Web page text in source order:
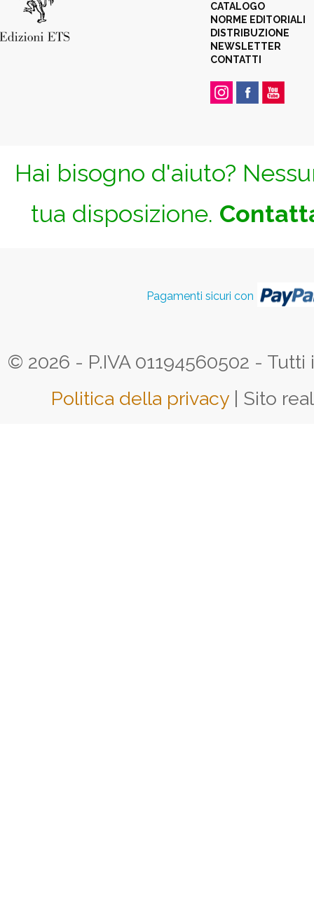
CATALOGO
NORME EDITORIALI
DISTRIBUZIONE
NEWSLETTER
CONTATTI
Hai bisogno d'aiuto?
tua disposizione.
Pagamenti sicuri con
© 2026 - P.IVA 01194560502 -
Politica della privacy | Sito